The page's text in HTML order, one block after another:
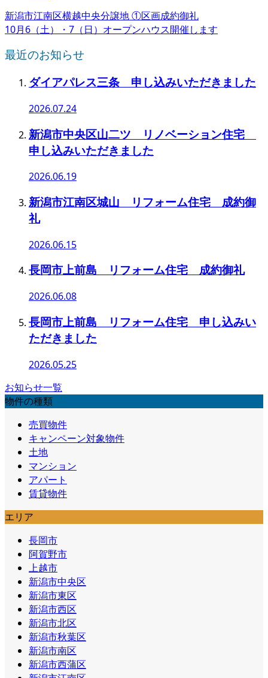
新潟市江南区横越中央分譲地 ①区画成約御礼
10月6（土）・7（日）オープンハウス開催します
最近のお知らせ
ダイアパレス三条 申し込みいただきました
2026.07.24
新潟市中央区山二ツ リノベーション住宅
申し込みいただきました
2026.06.19
新潟市江南区城山 リフォーム住宅 成約御
礼
2026.06.15
長岡市上前島 リフォーム住宅 成約御礼
2026.06.08
長岡市上前島 リフォーム住宅 申し込みい
ただきました
2026.05.25
お知らせ一覧
物件の種類
売買物件
キャンペーン対象物件
土地
マンション
アパート
賃貸物件
エリア
長岡市
阿賀野市
上越市
新潟市中央区
新潟市東区
新潟市西区
新潟市北区
新潟市秋葉区
新潟市南区
新潟市西蒲区